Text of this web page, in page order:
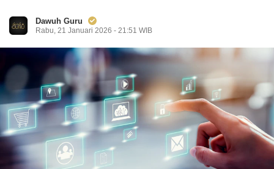
Dawuh Guru
Rabu, 21 Januari 2026 - 21:51 WIB